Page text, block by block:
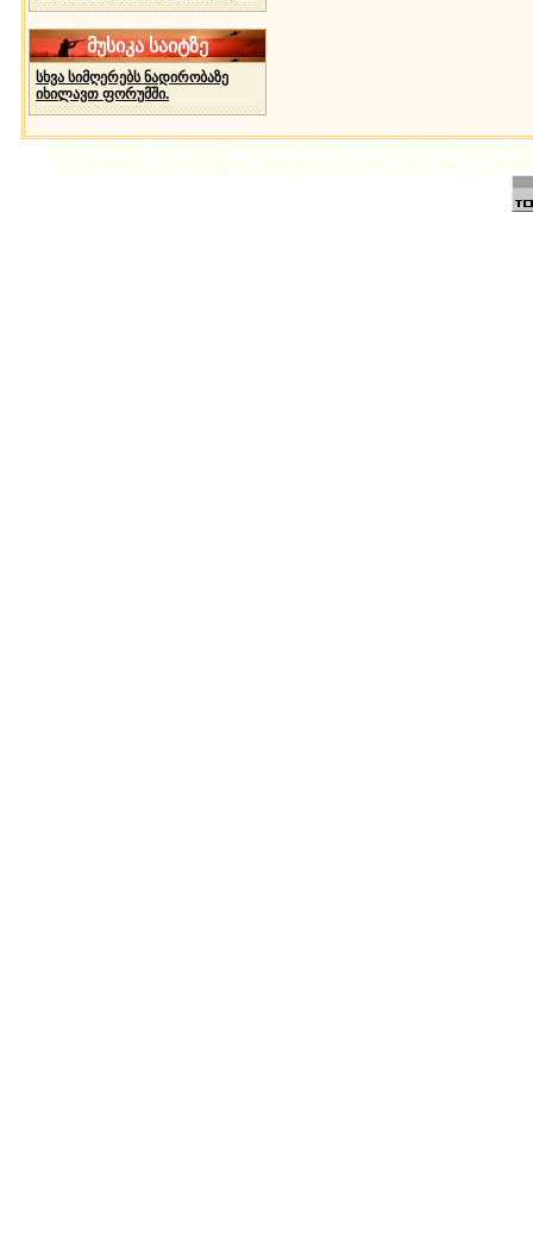
მუსიკა საიტზე
სხვა სიმღერებს ნადირობაზე
იხილავთ ფორუმში.
ვებ-გვერდზე გამოქვეყნებული მასალის გამოყენების ყველა
ნაწილობრივი ან სრული გამოყენება საიტი "ბაზიერი"-ს